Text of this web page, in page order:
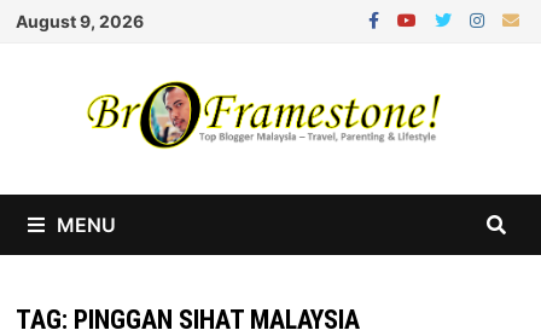
Skip
August 9, 2026
MENU
TAG: PINGGAN SIHAT MALAYSIA